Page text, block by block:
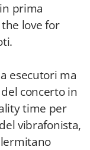
prima
love for
esecutori ma
concerto in
time per
vibrafonista,